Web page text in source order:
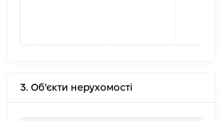
3. Об'єкти нерухомості